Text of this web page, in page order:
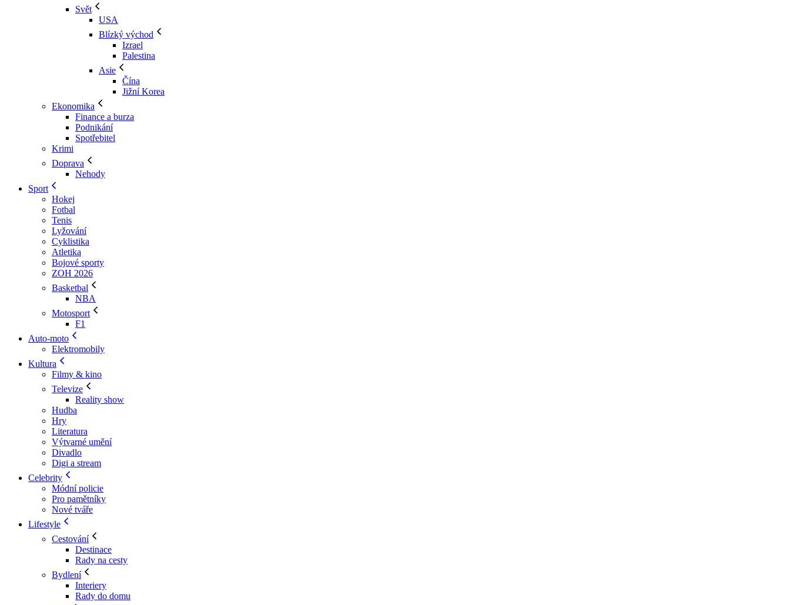
Svět
USA
Blízký východ
Izrael
Palestina
Asie
Čína
Jižní Korea
Ekonomika
Finance a burza
Podnikání
Spotřebitel
Krimi
Doprava
Nehody
Sport
Hokej
Fotbal
Tenis
Lyžování
Cyklistika
Atletika
Bojové sporty
ZOH 2026
Basketbal
NBA
Motosport
F1
Auto-moto
Elektromobily
Kultura
Filmy & kino
Televize
Reality show
Hudba
Hry
Literatura
Výtvarné umění
Divadlo
Digi a stream
Celebrity
Módní policie
Pro pamětníky
Nové tváře
Lifestyle
Cestování
Destinace
Rady na cesty
Bydlení
Interiery
Rady do domu